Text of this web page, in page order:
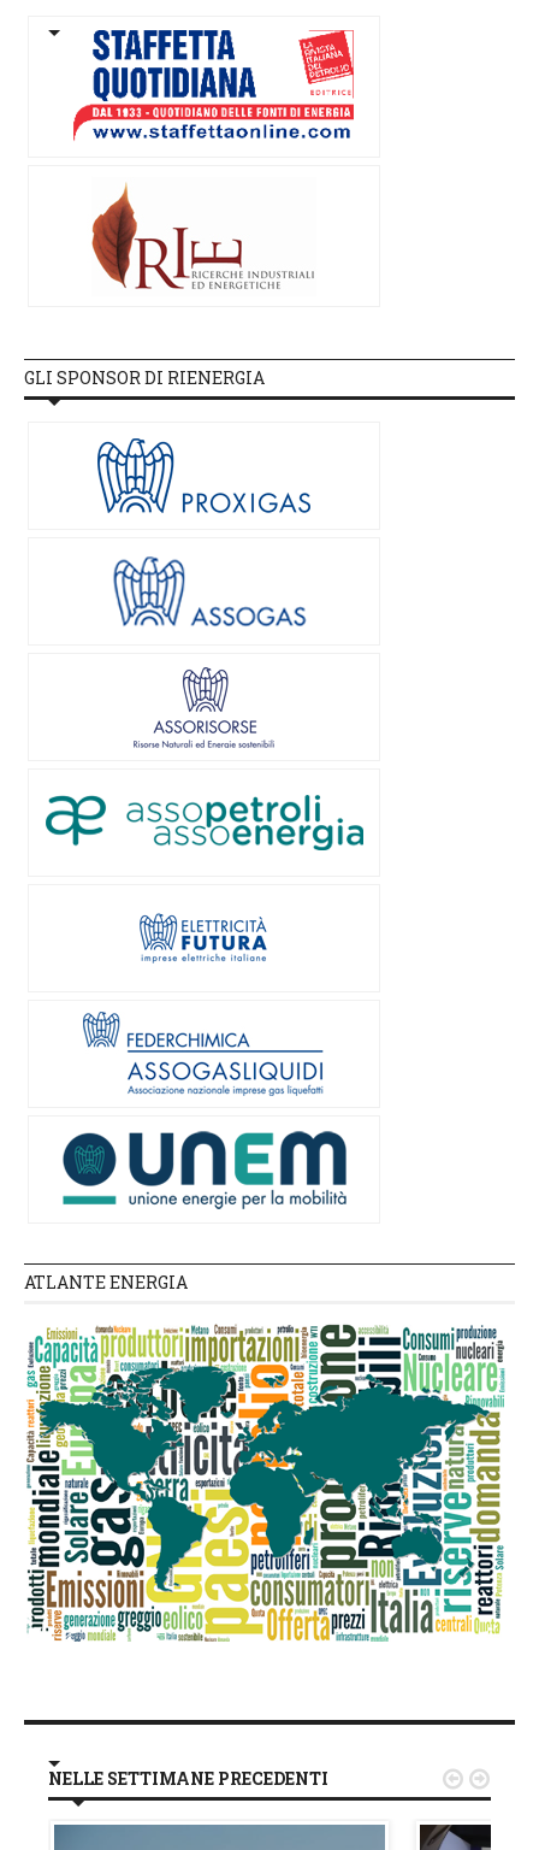
GLI SPONSOR DI RIENERGIA
ATLANTE ENERGIA
NELLE SETTIMANE PRECEDENTI  